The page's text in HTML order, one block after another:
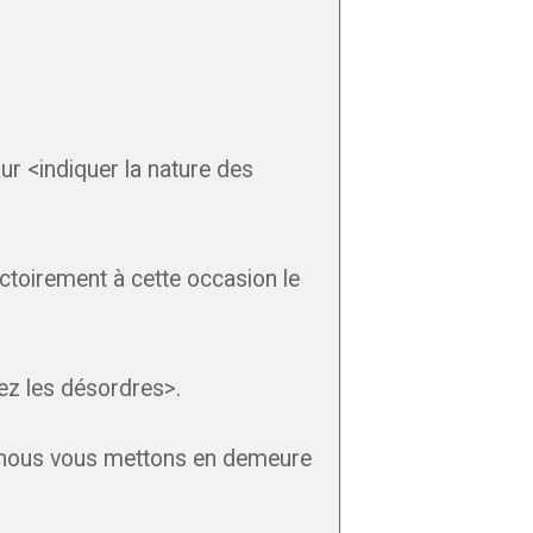
<indiquer la nature des
à cette occasion le
les désordres>.
vous mettons en demeure